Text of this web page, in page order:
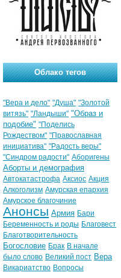
Облако тегов
"Вера и дело" "Душа" "Золотой
витязь" "Ландыши" "Образ и
подобие" "Поделись
Рождеством" "Православная
инициатива" "Радость веры"
"Синдром радости" Аборигены
Аборты и демография
Автокатастрофа Аксиос Акция
Алкоголизм Амурская епархия
Амурское благочиние
Анонсы Армия Бари
Беременность и роды Благовест
Благотворительность
Богословие Брак В начале
было слово Великий пост Вера
Викариатство Вопросы